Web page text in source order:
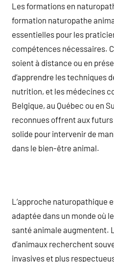
Les formations en
formation naturopathe
essentielles pour les
compétences nécessaires.
soient à distance ou en
d’apprendre les techniques
nutrition, et les médecines
Belgique, au Québec ou en
reconnues offrent aux
solide pour intervenir de
dans le bien-être animal.
L’approche naturopathique
adaptée dans un monde où
santé animale augmentent.
d’animaux recherchent
invasives et plus